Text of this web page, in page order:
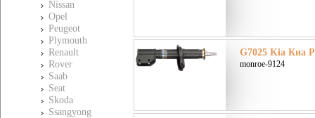
Nissan
Opel
Peugeot
Plymouth
Renault
Rover
Saab
Seat
Skoda
Ssangyong
G7025 Kia Киа
monroe-9124